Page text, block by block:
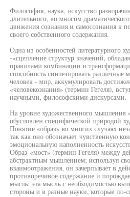
Философия, наука, искусство
длительного, во многом
движения сознания и самосознания к
своего собственного содержания.
Одна из особенностей литературного
-«сцепление структур значений,
правилами комбинации и
способность синтезировать различные
человек - мир, аккумулировать
«человекознания» (термин Гегеля),
научными, философскими дискурсами.
На уровне художественного мышления
обусловлен специфической природой
Понятие «образ» во многих случаях
так как оно обозначает чувственную
эмоциональную наполненность
Образ-«мост» (термин Гегеля) между
абстрактным мышлением; используя
взаимоотражения, он зачерпывает в
противоречивое содержание и
мысль; эта мысль с необходимостью
стороны и в разные науки, которые по-